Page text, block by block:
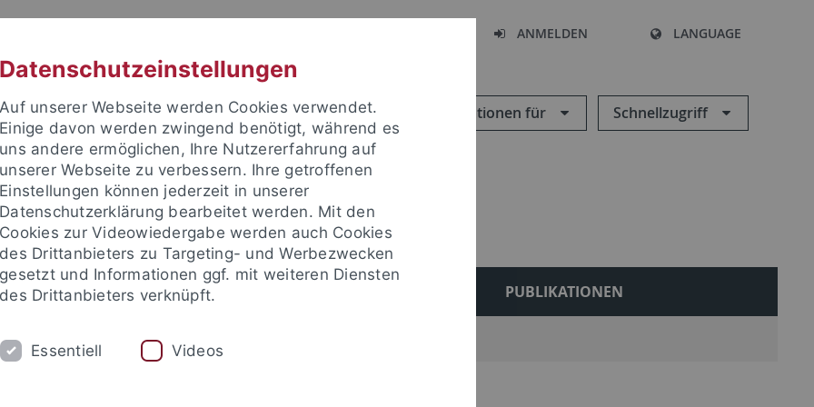
ANMELDEN LANGUAGE
Informationen für Schnellzugriff
Education
TRANSFER PUBLIKATIONEN
Datenschutzeinstellungen
Auf unserer Webseite werden Cookies verwendet.
Einige davon werden zwingend benötigt, während es
uns andere ermöglichen, Ihre Nutzererfahrung auf
unserer Webseite zu verbessern. Ihre getroffenen
Einstellungen können jederzeit in unserer
Datenschutzerklärung bearbeitet werden. Mit den
Cookies zur Videowiedergabe werden auch Cookies
des Drittanbieters zu Targeting- und Werbezwecken
gesetzt und Informationen ggf. mit weiteren Diensten
des Drittanbieters verknüpft.
Essentiell Videos